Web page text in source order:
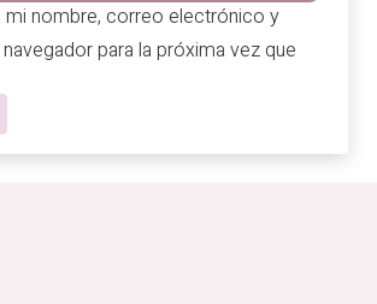
mi nombre, correo electrónico y
para la próxima vez que